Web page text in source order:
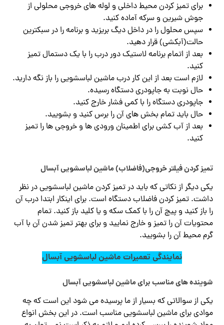
برای تمیز کردن محیط داخلی و لوله های خروجی محلولی از
جوش شیرین و سرکه آماده کنید.
سپس محلول را در داخل دیگ بریزید و برنامه را در سبکترین
حالت(آبکشی) قرار دهید.
بعد از اتمام برنامه لاستیک دور درب را با یک دستمال تمیز
کنید.
لازم است بعد از این کار درب ماشین لباسشویی را باز نگه دارید.
حال نوبت به جاپودری دستگاه رسیده.
جاپودری دستگاه را با کمی فشار خارج کنید.
حال باید تمام بخش های آن را برس کنید و بشویید.
بعد از آب کشی برای اطمینان ورودی ها و خروجی ها را تمیز
کنید.
تمیز کردن فیلتر خروجی(فاضلاب) ماشین لباسشویی آبسال
یکی دیگر از نکاتی که باید در تمیز کردن ماشین لباسشویی در نظر
داشت. تمیز کردن فاضلاب دستگاه است. برای اینکار ابتدا درب آن
را باز کنید و پیچ آن را با کمک سکه و یا کلید باز کنید. تمام
محتویات آن را تمیز و خارج نمایید و برای بهتر تمیز شدن آن با آب
گرم محیط آن را بشویید.
نمایندگی تعمیرات ماشین لباسشویی آبسال
شوینده های مناسب برای ماشین لباسشویی آبسال
یکی از سوالاتی که بسیار از ما پرسیده می شود این است که چه
موادی برای ماشین لباسشویی مناسب است. در این بخش انواع